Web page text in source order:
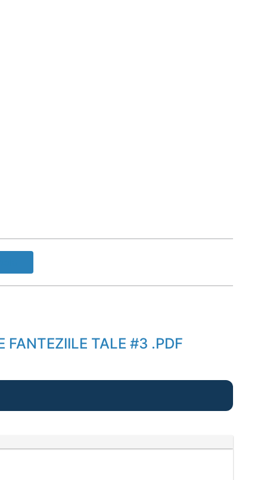
FANTEZIILE TALE #3 .PDF